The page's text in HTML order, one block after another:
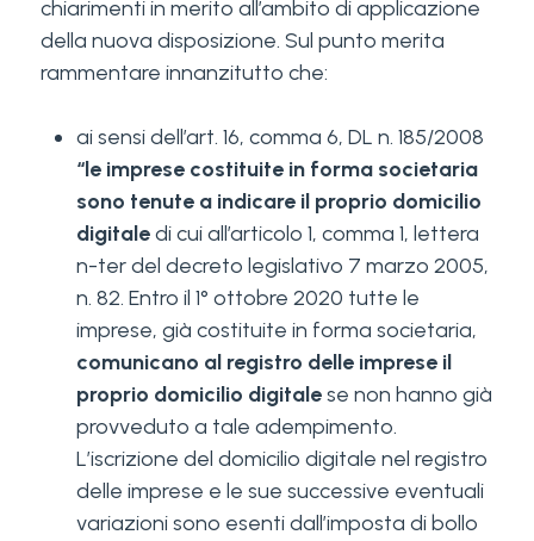
chiarimenti in merito all’ambito di applicazione
della nuova disposizione. Sul punto merita
rammentare innanzitutto che:
ai sensi dell’art. 16, comma 6, DL n. 185/2008
“le imprese costituite in forma societaria
sono tenute a indicare il proprio domicilio
digitaledi cui all’articolo 1, comma 1, lettera
n-ter del decreto legislativo 7 marzo 2005,
n. 82. Entro il 1° ottobre 2020 tutte le
imprese, già costituite in forma societaria,
comunicano al registro delle imprese il
proprio domicilio digitalese non hanno già
provveduto a tale adempimento.
L’iscrizione del domicilio digitale nel registro
delle imprese e le sue successive eventuali
variazioni sono esenti dall’imposta di bollo